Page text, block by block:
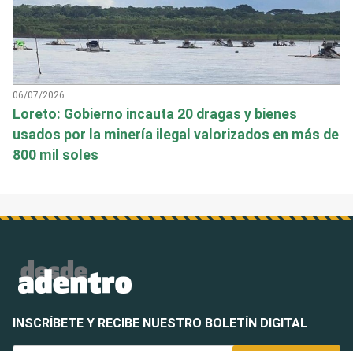
06/07/2026
Loreto: Gobierno incauta 20 dragas y bienes
usados por la minería ilegal valorizados en más de
800 mil soles
INSCRÍBETE Y RECIBE NUESTRO BOLETÍN DIGITAL